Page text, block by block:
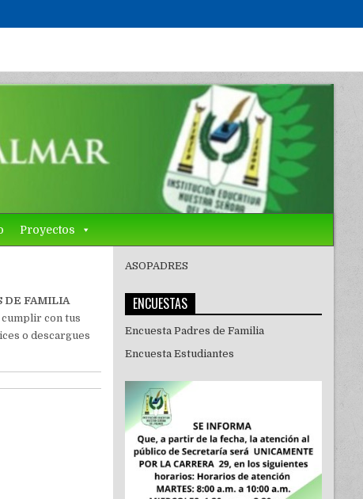
Proyectos
DE FAMILIA
con tus
o descargues
ASOPADRES
ENCUESTAS
Encuesta Padres de Familia
Encuesta Estudiantes